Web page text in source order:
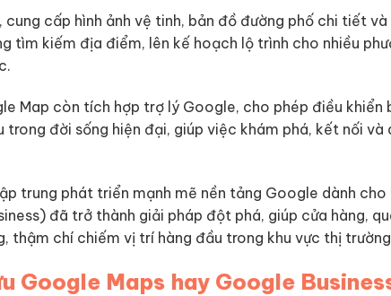
cấp hình ảnh vệ tinh, bản đồ đường phố chi tiết
tìm kiếm địa điểm, lên kế hoạch lộ trình cho nhiều
Map còn tích hợp trợ lý Google, cho phép điều khiển
đời sống hiện đại, giúp việc khám phá, kết nối và
trung phát triển mạnh mẽ nền tảng Google dành cho
đã trở thành giải pháp đột phá, giúp cửa hàng,
thậm chí chiếm vị trí hàng đầu trong khu vực thị
Google Maps hay Google